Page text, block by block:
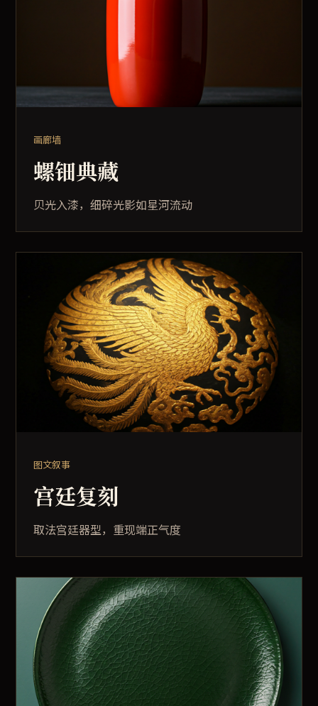
画廊墙
螺钿典藏
贝光入漆，细碎光影如星河流动
图文叙事
宫廷复刻
取法宫廷器型，重现端正气度